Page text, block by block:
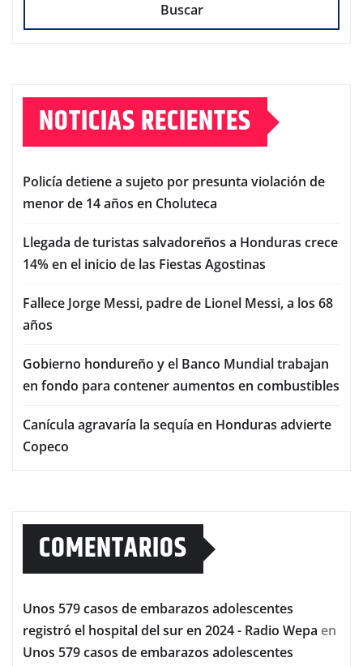
Buscar
NOTICIAS RECIENTES
Policía detiene a sujeto por presunta violación de
menor de 14 años en Choluteca
Llegada de turistas salvadoreños a Honduras crece
14% en el inicio de las Fiestas Agostinas
Fallece Jorge Messi, padre de Lionel Messi, a los 68
años
Gobierno hondureño y el Banco Mundial trabajan
en fondo para contener aumentos en combustibles
Canícula agravaría la sequía en Honduras advierte
Copeco
COMENTARIOS
Unos 579 casos de embarazos adolescentes
registró el hospital del sur en 2024 - Radio Wepa en
Unos 579 casos de embarazos adolescentes